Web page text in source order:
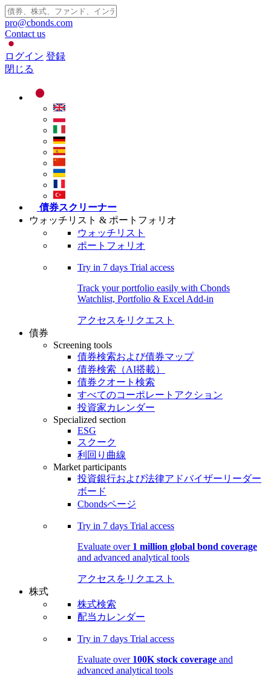
pro@cbonds.com
Contact us
ログイン 登録
閉じる
債券スクリーナー
ウォッチリスト & ポートフォリオ
ウォッチリスト
ポートフォリオ
Try in 7 days Trial access
Track your portfolio easily with Cbonds
Watchlist, Portfolio & Excel Add-in
アクセスをリクエスト
債券
Screening tools
債券検索および債券マップ
債券検索（AI搭載）
債券クオート検索
すべてのコーポレートアクション
投資家カレンダー
Specialized section
ESG
スクーク
利回り曲線
Market participants
投資銀行および法律アドバイザーリーダー
ボード
Cbondsページ
Try in 7 days Trial access
Evaluate over 1 million global bond coverage
and advanced analytical tools
アクセスをリクエスト
株式
株式検索
配当カレンダー
Try in 7 days Trial access
Evaluate over 100K stock coverage and
advanced analytical tools